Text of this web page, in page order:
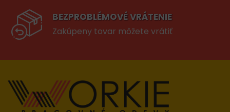
BEZPROBLÉMOVÉ VRÁTENIE
Zakúpeny tovar môžete vrátiť